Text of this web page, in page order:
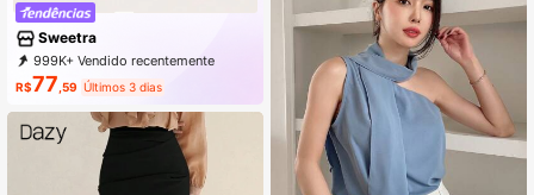
Sweetra
999K+ Vendido recentemente
999K+ Compra recorrente
1.5M Assinatura
R$77 ,59 Últimos 3 dias